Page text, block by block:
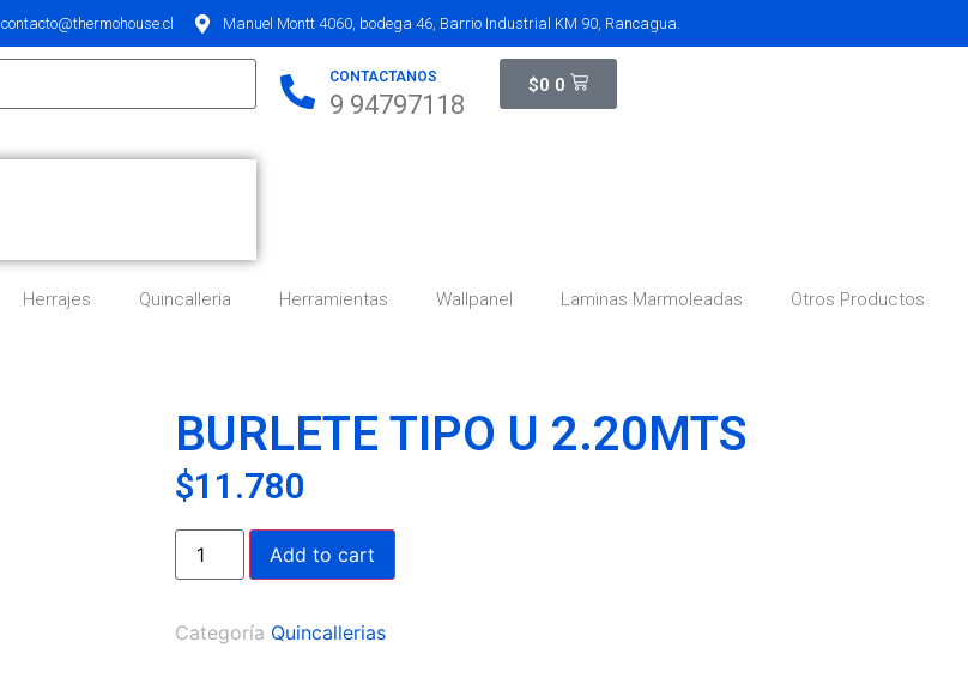
contacto@thermohouse.cl Manuel Montt 4060, bodega 46, Barrio Industrial KM 90, Rancagua.
CONTACTANOS
9 94797118
$0 0
Herrajes Quincalleria Herramientas Wallpanel Laminas Marmoleadas Otros Productos
BURLETE TIPO U 2.20MTS
$11.780
Add to cart
Categoría Quincallerias